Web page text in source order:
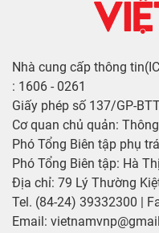
Nhà cung cấp thông
: 1606 - 0261
Giấy phép số 137/GP-
Cơ quan chủ quản:
Phó Tổng Biên tập phụ
Phó Tổng Biên tập: Hà
Địa chỉ: 79 Lý Thường
Tel. (84-24) 39332300 |
Email: